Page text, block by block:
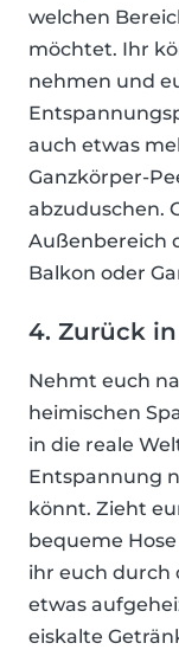
welchen
möchtet. Ihr
nehmen und
auch etwas
Ganzkörper-
abzuduschen.
Außenbereich
Balkon oder
4. Zurück
Nehmt euch
heimischen
in die reale
Entspannung
könnt. Zieht
bequeme
ihr euch durch
etwas
eiskalte